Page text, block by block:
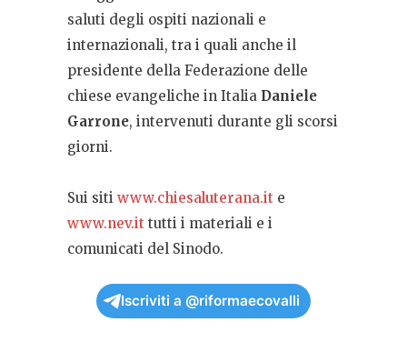
saluti degli ospiti nazionali e
internazionali, tra i quali anche il
presidente della Federazione delle
chiese evangeliche in Italia Daniele
Garrone, intervenuti durante gli scorsi
giorni.
Sui siti www.chiesaluterana.it e
www.nev.it tutti i materiali e i
comunicati del Sinodo.
Iscriviti a @riformaecovalli